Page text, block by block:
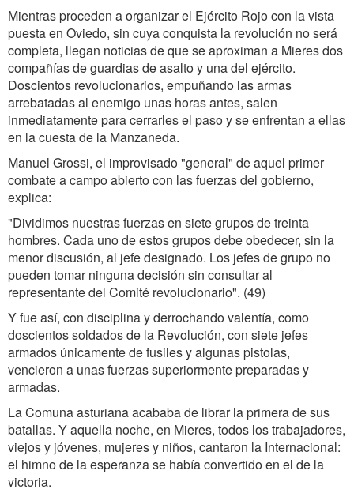
Mientras proceden a organizar el Ejército Rojo con la vista
puesta en Oviedo, sin cuya conquista la revolución no será
completa, llegan noticias de que se aproximan a Mieres dos
compañías de guardias de asalto y una del ejército.
Doscientos revolucionarios, empuñando las armas
arrebatadas al enemigo unas horas antes, salen
inmediatamente para cerrarles el paso y se enfrentan a ellas
en la cuesta de la Manzaneda.
Manuel Grossi, el improvisado "general" de aquel primer
combate a campo abierto con las fuerzas del gobierno,
explica:
"Dividimos nuestras fuerzas en siete grupos de treinta
hombres. Cada uno de estos grupos debe obedecer, sin la
menor discusión, al jefe designado. Los jefes de grupo no
pueden tomar ninguna decisión sin consultar al
representante del Comité revolucionario". (49)
Y fue así, con disciplina y derrochando valentía, como
doscientos soldados de la Revolución, con siete jefes
armados únicamente de fusiles y algunas pistolas,
vencieron a unas fuerzas superiormente preparadas y
armadas.
La Comuna asturiana acababa de librar la primera de sus
batallas. Y aquella noche, en Mieres, todos los trabajadores,
viejos y jóvenes, mujeres y niños, cantaron la Internacional:
el himno de la esperanza se había convertido en el de la
victoria.